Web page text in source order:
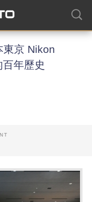
東京 Nikon
年歷史